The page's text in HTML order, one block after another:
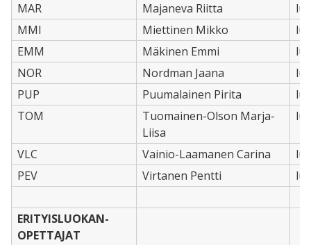
MAR
Majaneva Riitta
MMI
Miettinen Mikko
EMM
Mäkinen Emmi
NOR
Nordman Jaana
PUP
Puumalainen Pirita
TOM
Tuomainen-Olson Marja-
Liisa
VLC Vainio-Laamanen Carina
PEV
Virtanen Pentti
ERITYISLUOKAN-
OPETTAJAT